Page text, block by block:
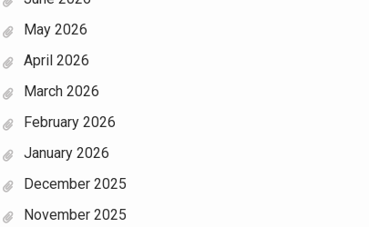
May 2026
April 2026
March 2026
February 2026
January 2026
December 2025
November 2025